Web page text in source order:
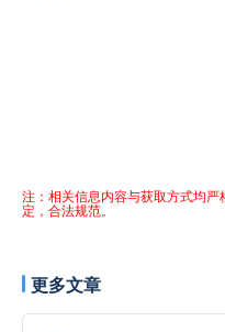
注：相关信息内容与获取方式均
定，合法规范。
更多文章